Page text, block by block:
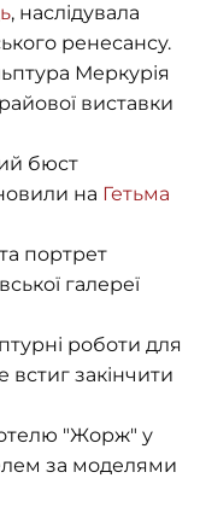
, наслідувала
ренесансу.
Меркурія
виставки
бюст
на Гетьма
портрет
галереї
роботи для
встиг закінчити
"Жорж" у
за моделями